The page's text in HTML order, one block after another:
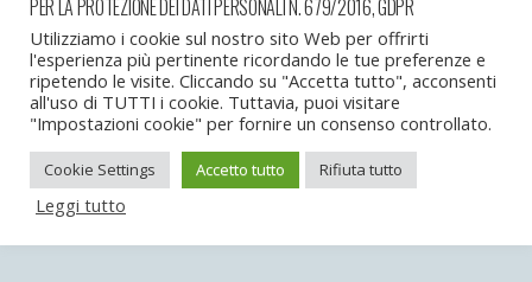
« precedente in galleria successiva in galleria »
Torna su
Dispositivo Portatile Pc Desktop
PER LA PROTEZIONE DEI DATI PERSONALI N. 679/2016, GDPR
Utilizziamo i cookie sul nostro sito Web per offrirti
l'esperienza più pertinente ricordando le tue preferenze e
ripetendo le visite. Cliccando su "Accetta tutto", acconsenti
all'uso di TUTTI i cookie. Tuttavia, puoi visitare
"Impostazioni cookie" per fornire un consenso controllato.
Cookie Settings Accetto tutto Rifiuta tutto
Leggi tutto